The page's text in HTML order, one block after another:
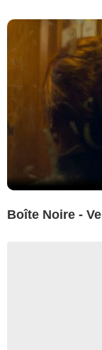
Boîte Noire -